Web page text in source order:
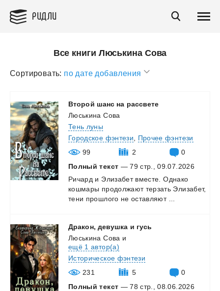
РИДЛИ
Все книги Люськина Сова
Сортировать: по дате добавления
Второй шанс на рассвете
Люськина Сова
Тень луны
Городское фэнтези
Прочее фэнтези
99
2
0
Полный текст — 79 стр., 09.07.2026
Ричард и Элизабет вместе. Однако
кошмары продолжают терзать Элизабет,
тени прошлого не оставляют
Дракон, девушка и гусь
Люськина Сова и
ещё 1 автор(а)
Историческое фэнтези
231
5
0
Полный текст — 78 стр., 08.06.2026